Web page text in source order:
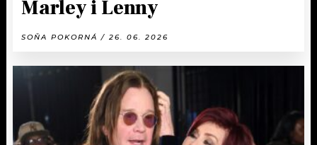
Marley i Lenny
SOŇA POKORNÁ / 26. 06. 2026